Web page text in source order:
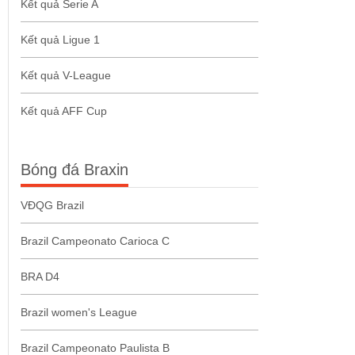
Kết quả Serie A
Kết quả Ligue 1
Kết quả V-League
Kết quả AFF Cup
Bóng đá Braxin
VĐQG Brazil
Brazil Campeonato Carioca C
BRA D4
Brazil women's League
Brazil Campeonato Paulista B